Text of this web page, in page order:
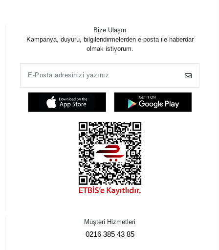
Bize Ulaşın
Kampanya, duyuru, bilgilendirmelerden e-posta ile haberdar
olmak istiyorum.
Müşteri Hizmetleri
0216 385 43 85